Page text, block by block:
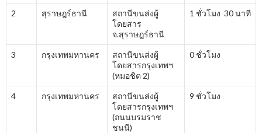
2 สุราษฎร์ธานี
สถานีขนส่งผู้
โดยสาร
จ.สุราษฎร์ธานี
1 ชั่วโมง 30 นาที
3 กรุงเทพมหานคร
สถานีขนส่งผู้
โดยสารกรุงเทพฯ
(หมอชิต 2)
0 ชั่วโมง
4 กรุงเทพมหานคร
สถานีขนส่งผู้
โดยสารกรุงเทพฯ
(ถนนบรมราช
ชนนี)
9 ชั่วโมง